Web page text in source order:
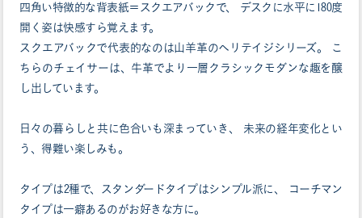
四角い特徴的な背表紙＝スクエアバックで、 デスクに水平に180度
開く姿は快感すら覚えます。
スクエアバックで代表的なのは山羊革のヘリテイジシリーズ。 こ
ちらのチェイサーは、牛革でより一層クラシックモダンな趣を醸
し出しています。
日々の暮らしと共に色合いも深まっていき、 未来の経年変化とい
う、得難い楽しみも。
タイプは2種で、スタンダードタイプはシンプル派に、 コーチマン
タイプは一癖あるのがお好きな方に。